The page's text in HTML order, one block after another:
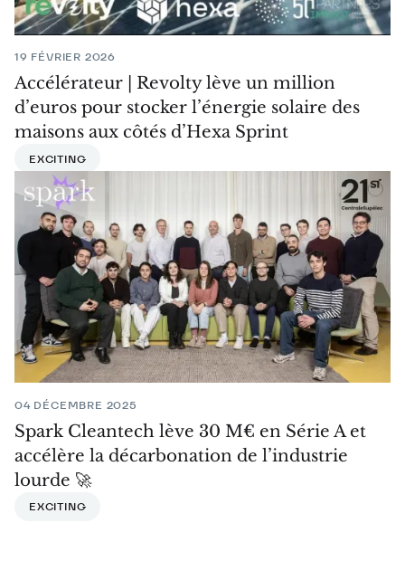
19 FÉVRIER 2026
Accélérateur | Revolty lève un million
d’euros pour stocker l’énergie solaire des
maisons aux côtés d’Hexa Sprint
EXCITING
04 DÉCEMBRE 2025
Spark Cleantech lève 30 M€ en Série A et
accélère la décarbonation de l’industrie
lourde 🚀
EXCITING